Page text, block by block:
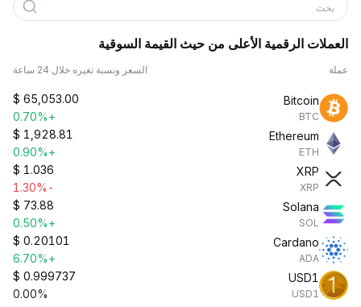
بحث
العملات الرقمية الأعلى من حيث القيمة السوقية
عملة السعر ونسبة تغيره خلال 24 ساعة
Bitcoin
BTC
$ 65,053.00
+0.70%
Ethereum
ETH
$ 1,928.81
+0.90%
XRP
XRP
$ 1.036
-1.30%
Solana
SOL
$ 73.88
+0.50%
Cardano
ADA
$ 0.20101
+6.70%
USD1
USD1
$ 0.999737
0.00%